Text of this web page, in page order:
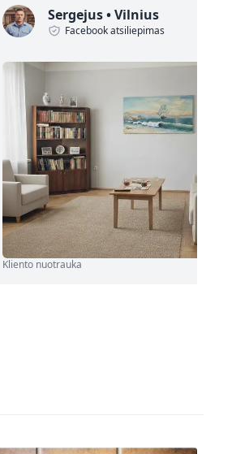
Sergejus•Vilnius
Facebook atsiliepimas
Kliento nuotrauka